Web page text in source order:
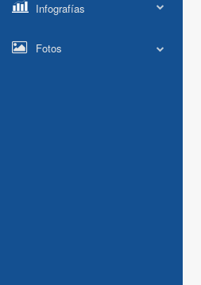
Infografías
Fotos